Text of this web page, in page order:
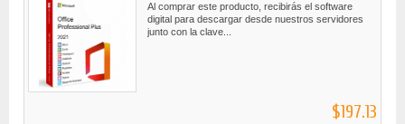
Al comprar este producto, recibirás el software
digital para descargar desde nuestros servidores
junto con la clave...
$197.13